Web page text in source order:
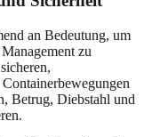
an Bedeutung, um
zu
Betrug, Diebstahl und